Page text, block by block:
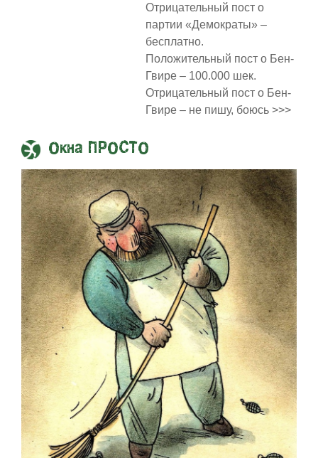
Отрицательный пост о
партии «Демократы» –
бесплатно.
Положительный пост о Бен-
Гвире – 100.000 шек.
Отрицательный пост о Бен-
Гвире – не пишу, боюсь >>>
Окна ПРОСТО